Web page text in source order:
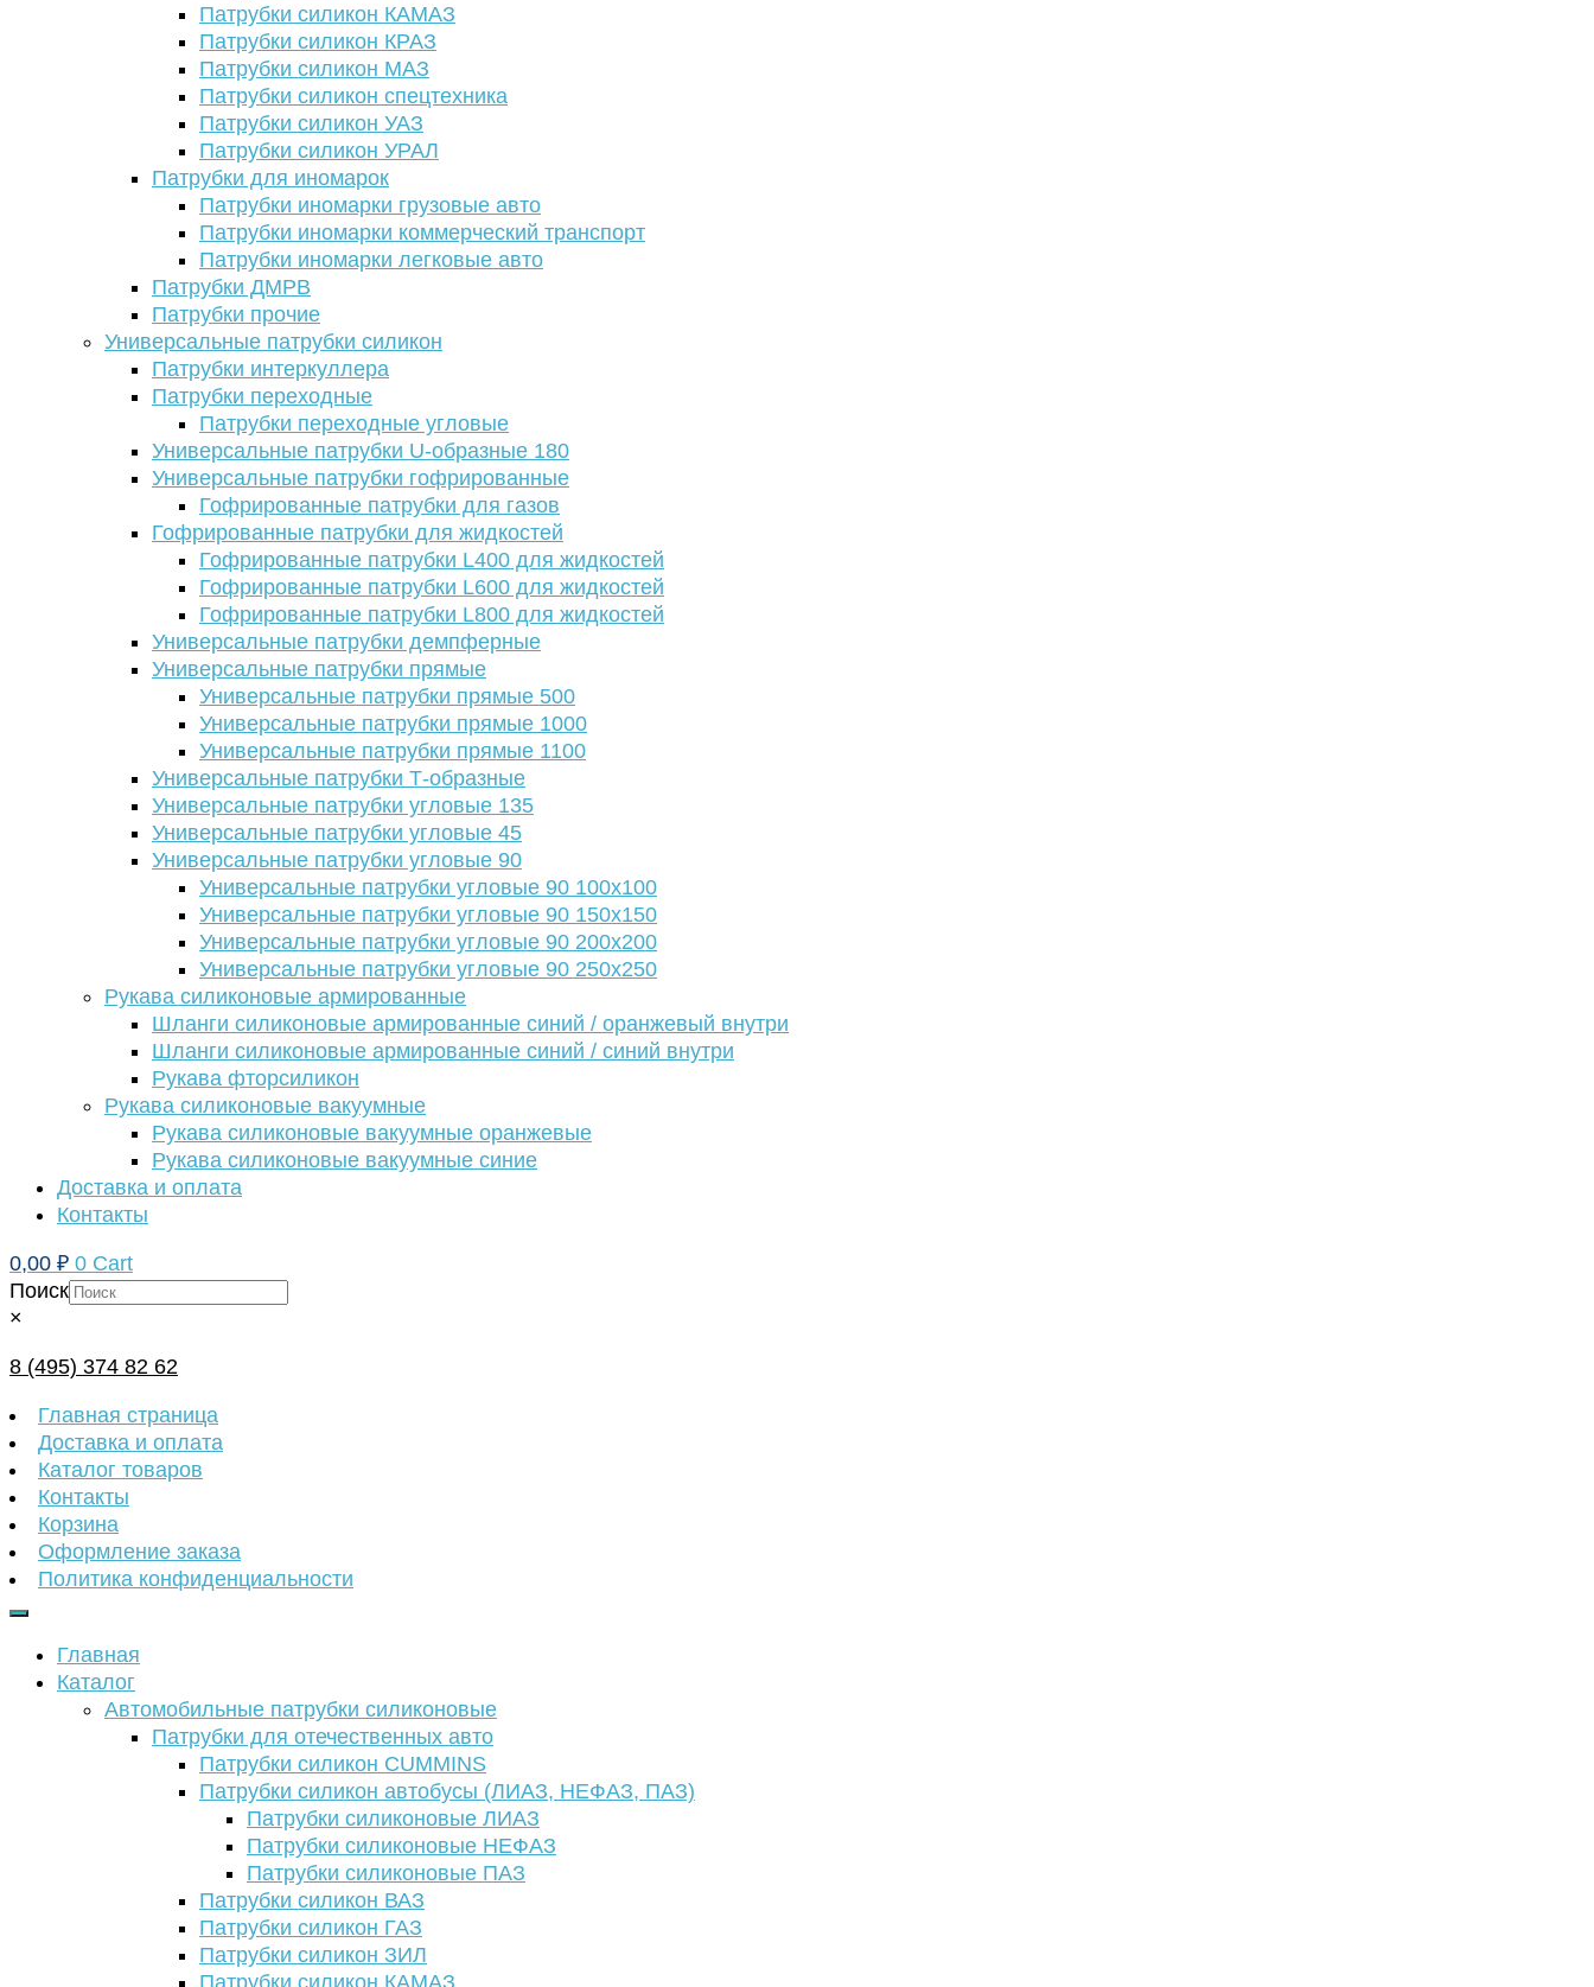
Патрубки силикон КАМАЗ
Патрубки силикон КРАЗ
Патрубки силикон МАЗ
Патрубки силикон спецтехника
Патрубки силикон УАЗ
Патрубки силикон УРАЛ
Патрубки для иномарок
Патрубки иномарки грузовые авто
Патрубки иномарки коммерческий транспорт
Патрубки иномарки легковые авто
Патрубки ДМРВ
Патрубки прочие
Универсальные патрубки силикон
Патрубки интеркуллера
Патрубки переходные
Патрубки переходные угловые
Универсальные патрубки U-образные 180
Универсальные патрубки гофрированные
Гофрированные патрубки для газов
Гофрированные патрубки для жидкостей
Гофрированные патрубки L400 для жидкостей
Гофрированные патрубки L600 для жидкостей
Гофрированные патрубки L800 для жидкостей
Универсальные патрубки демпферные
Универсальные патрубки прямые
Универсальные патрубки прямые 500
Универсальные патрубки прямые 1000
Универсальные патрубки прямые 1100
Универсальные патрубки Т-образные
Универсальные патрубки угловые 135
Универсальные патрубки угловые 45
Универсальные патрубки угловые 90
Универсальные патрубки угловые 90 100х100
Универсальные патрубки угловые 90 150х150
Универсальные патрубки угловые 90 200х200
Универсальные патрубки угловые 90 250х250
Рукава силиконовые армированные
Шланги силиконовые армированные синий / оранжевый внутри
Шланги силиконовые армированные синий / синий внутри
Рукава фторсиликон
Рукава силиконовые вакуумные
Рукава силиконовые вакуумные оранжевые
Рукава силиконовые вакуумные синие
Доставка и оплата
Контакты
0,00 ₽ 0 Cart
Поиск
×
8 (495) 374 82 62
Главная страница
Доставка и оплата
Каталог товаров
Контакты
Корзина
Оформление заказа
Политика конфиденциальности
Главная
Каталог
Автомобильные патрубки силиконовые
Патрубки для отечественных авто
Патрубки силикон CUMMINS
Патрубки силикон автобусы (ЛИАЗ, НЕФАЗ, ПАЗ)
Патрубки силиконовые ЛИАЗ
Патрубки силиконовые НЕФАЗ
Патрубки силиконовые ПАЗ
Патрубки силикон ВАЗ
Патрубки силикон ГАЗ
Патрубки силикон ЗИЛ
Патрубки силикон КАМАЗ